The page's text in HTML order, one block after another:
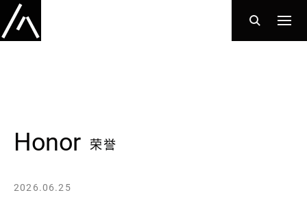
Honor 荣誉
2026.06.25